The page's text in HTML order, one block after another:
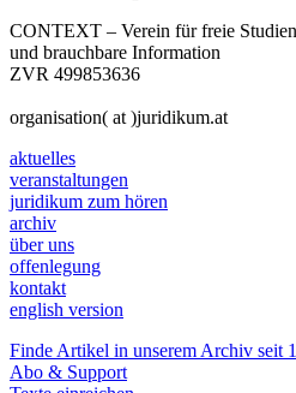
CONTEXT – Verein für freie Studien
und brauchbare Information
ZVR 499853636
organisation( at )juridikum.at
aktuelles
veranstaltungen
juridikum zum hören
archiv
über uns
offenlegung
kontakt
english version
Finde Artikel in unserem Archiv seit
Abo & Support